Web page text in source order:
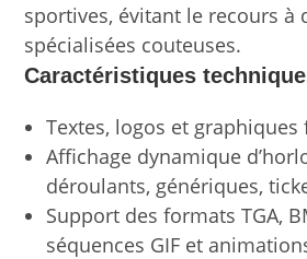
sportives, évitant le recours à
spécialisées couteuses.
Caractéristiques
Textes, logos et graphiques
Affichage dynamique
déroulants, génériques,
Support des formats TGA,
séquences GIF et